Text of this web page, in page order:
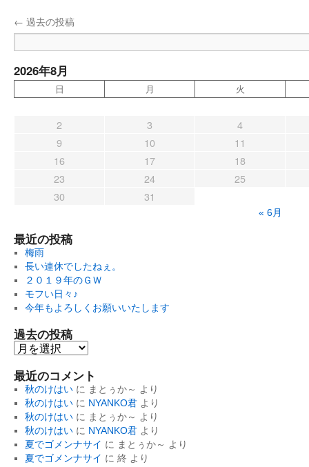
← 過去の投稿
2026年8月
日 月 火
2 3
4
9
10
11
16
17
18
23
24
25
30
31
« 6月
最近の投稿
梅雨
長い連休でしたねぇ。
２０１９年のＧＷ
モフい日々♪
今年もよろしくお願いいたします
過去の投稿
過
の
投
稿
最近のコメント
秋のけはいに まとぅか～ より
秋のけはいに NYANKO君より
秋のけはいに まとぅか～ より
秋のけはいに NYANKO君より
夏でゴメンナサイ に まとぅか～ より
夏でゴメンナサイ に 終 より